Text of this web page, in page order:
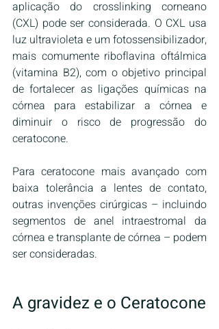
aplicação do crosslinking corneano
(CXL) pode ser considerada. O CXL usa
luz ultravioleta e um fotossensibilizador,
mais comumente riboflavina oftálmica
(vitamina B2), com o objetivo principal
de fortalecer as ligações químicas na
córnea para estabilizar a córnea e
diminuir o risco de progressão do
ceratocone.
Para ceratocone mais avançado com
baixa tolerância a lentes de contato,
outras invenções cirúrgicas – incluindo
segmentos de anel intraestromal da
córnea e transplante de córnea – podem
ser consideradas.
A gravidez e o Ceratocone